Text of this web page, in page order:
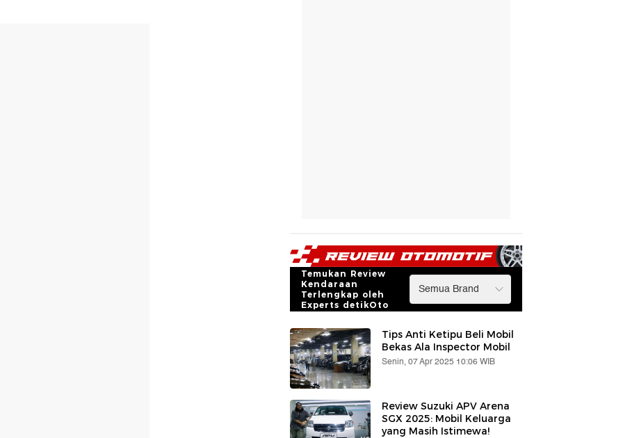
Temukan Review
Kendaraan
Terlengkap oleh
Experts detikOto
Tips Anti Ketipu Beli Mobil
Bekas Ala Inspector Mobil
Senin, 07 Apr 2025 10:06 WIB
Review Suzuki APV Arena
SGX 2025: Mobil Keluarga
yang Masih Istimewa!